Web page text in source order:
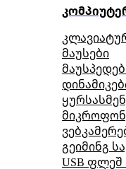
მაუსები
გეიმინგ
USB ფლეშ